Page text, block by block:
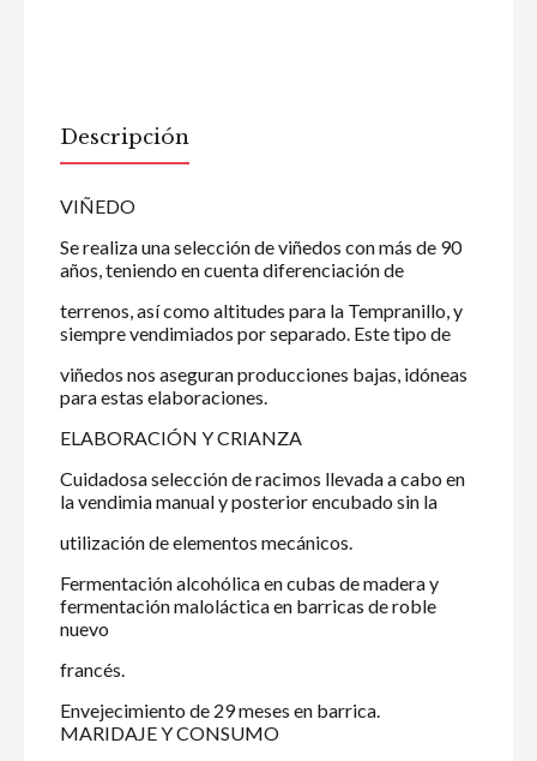
Descripción
VIÑEDO
Se realiza una selección de viñedos con más de 90
años, teniendo en cuenta diferenciación de
terrenos, así como altitudes para la Tempranillo, y
siempre vendimiados por separado. Este tipo de
viñedos nos aseguran producciones bajas, idóneas
para estas elaboraciones.
ELABORACIÓN Y CRIANZA
Cuidadosa selección de racimos llevada a cabo en
la vendimia manual y posterior encubado sin la
utilización de elementos mecánicos.
Fermentación alcohólica en cubas de madera y
fermentación maloláctica en barricas de roble
nuevo
francés.
Envejecimiento de 29 meses en barrica.
MARIDAJE Y CONSUMO